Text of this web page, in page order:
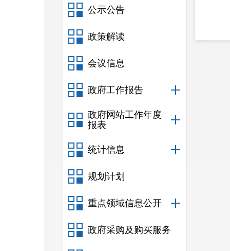
公示公告
政策解读
会议信息
政府工作报告
政府网站工作年度
报表
统计信息
规划计划
重点领域信息公开
政府采购及购买服务